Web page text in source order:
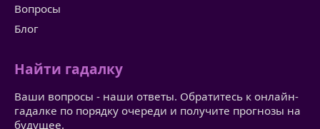
Вопросы
Блог
Найти гадалку
Ваши вопросы - наши ответы. Обратитесь к онлайн-
гадалке по порядку очереди и получите прогнозы на
будущее.